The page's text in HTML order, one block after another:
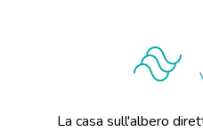
La casa sull'albero